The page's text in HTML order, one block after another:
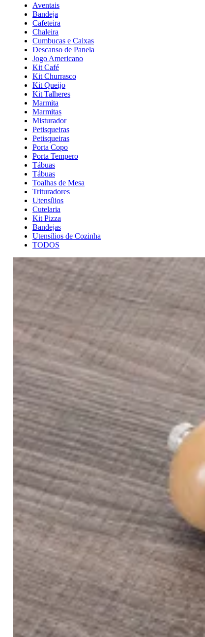
Aventais
Bandeja
Cafeteira
Chaleira
Cumbucas e Caixas
Descanso de Panela
Jogo Americano
Kit Café
Kit Churrasco
Kit Queijo
Kit Talheres
Marmita
Marmitas
Misturador
Petisqueiras
Petisqueiras
Porta Copo
Porta Tempero
Tábuas
Tábuas
Toalhas de Mesa
Trituradores
Utensílios
Cutelaria
Kit Pizza
Bandejas
Utensílios de Cozinha
TODOS